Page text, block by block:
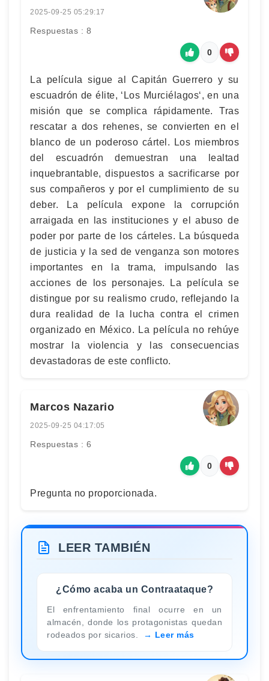
2025-09-25 05:29:17
Respuestas : 8
0
La película sigue al Capitán Guerrero y su
escuadrón de élite, ‘Los Murciélagos‘, en una
misión que se complica rápidamente. Tras
rescatar a dos rehenes, se convierten en el
blanco de un poderoso cártel. Los miembros
del escuadrón demuestran una lealtad
inquebrantable, dispuestos a sacrificarse por
sus compañeros y por el cumplimiento de su
deber. La película expone la corrupción
arraigada en las instituciones y el abuso de
poder por parte de los cárteles. La búsqueda
de justicia y la sed de venganza son motores
importantes en la trama, impulsando las
acciones de los personajes. La película se
distingue por su realismo crudo, reflejando la
dura realidad de la lucha contra el crimen
organizado en México. La película no rehúye
mostrar la violencia y las consecuencias
devastadoras de este conflicto.
Marcos Nazario
2025-09-25 04:17:05
Respuestas : 6
0
Pregunta no proporcionada.
LEER TAMBIÉN
¿Cómo acaba un Contraataque?
El enfrentamiento final ocurre en un
almacén, donde los protagonistas quedan
rodeados por sicarios.
Leer más